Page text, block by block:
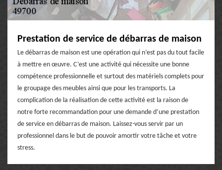
Prestation de service de débarras de maison
Le débarras de maison est une opération qui n’est pas du tout facile
à mettre en œuvre. C’est une activité qui nécessite une bonne
compétence professionnelle et surtout des matériels complets pour
le groupage des meubles ainsi que pour les transports. La
complication de la réalisation de cette activité est la raison de
notre forte recommandation pour une demande d’une prestation
de service en débarras de maison. Laissez-vous servir par un
professionnel dans le but de pouvoir amortir votre tâche et votre
stress.